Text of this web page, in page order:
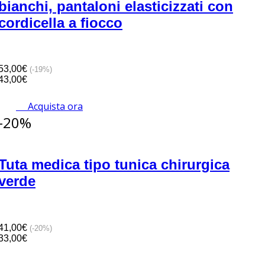
pantaloni elasticizzati con
a fiocco
(-19%)
Acquista ora
medica tipo tunica chirurgica
(-20%)